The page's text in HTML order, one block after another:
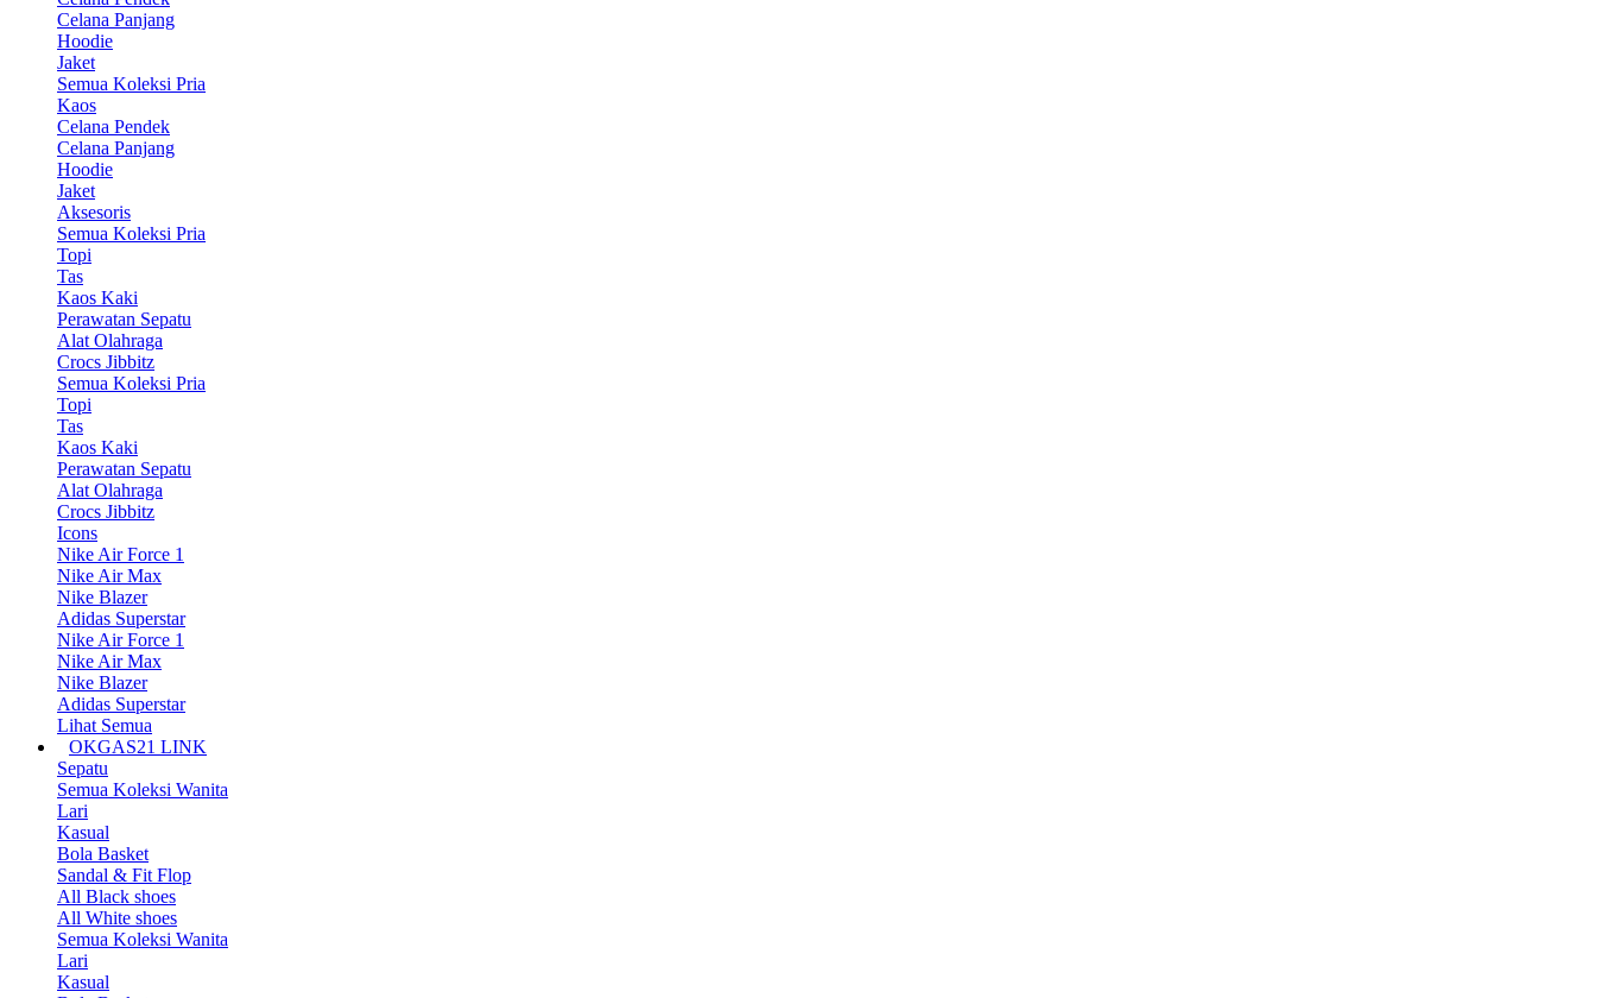
Celana Panjang
Hoodie
Jaket
Semua Koleksi Pria
Kaos
Celana Pendek
Celana Panjang
Hoodie
Jaket
Aksesoris
Semua Koleksi Pria
Topi
Tas
Kaos Kaki
Perawatan Sepatu
Alat Olahraga
Crocs Jibbitz
Semua Koleksi Pria
Topi
Tas
Kaos Kaki
Perawatan Sepatu
Alat Olahraga
Crocs Jibbitz
Icons
Nike Air Force 1
Nike Air Max
Nike Blazer
Adidas Superstar
Nike Air Force 1
Nike Air Max
Nike Blazer
Adidas Superstar
Lihat Semua
OKGAS21 LINK
Sepatu
Semua Koleksi Wanita
Lari
Kasual
Bola Basket
Sandal & Fit Flop
All Black shoes
All White shoes
Semua Koleksi Wanita
Lari
Kasual